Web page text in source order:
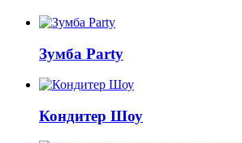
Зумба Party
Кондитер Шоу